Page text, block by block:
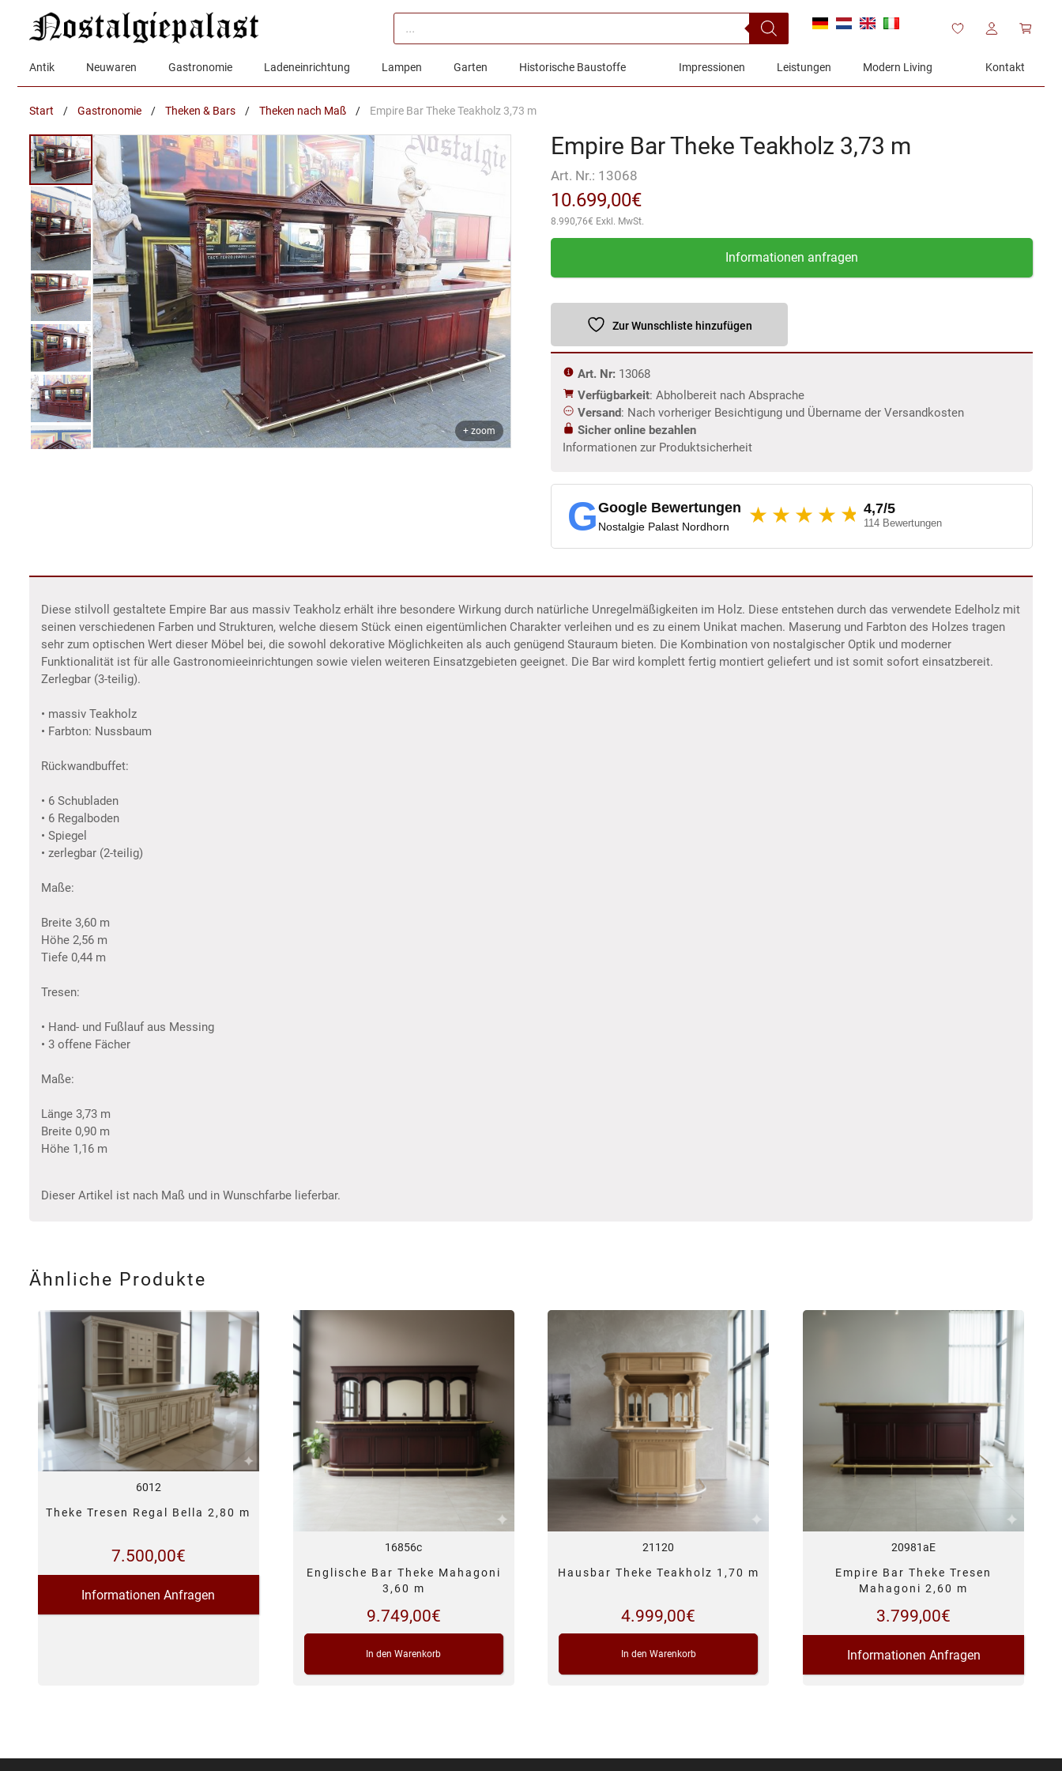
Products
search
Antik Neuwaren Gastronomie Ladeneinrichtung Lampen Garten Historische Baustoffe Impressionen Leistungen Modern Living Kontakt
Start / Gastronomie / Theken & Bars / Theken nach Maß / Empire Bar Theke Teakholz 3,73 m
+ zoom
Empire Bar Theke Teakholz 3,73 m
Art. Nr.: 13068
10.699,00€
8.990,76€ Exkl. MwSt.
Informationen anfragen
Zur Wunschliste hinzufügen
Art. Nr: 13068
Verfügbarkeit: Abholbereit nach Absprache
Versand: Nach vorheriger Besichtigung und Übername der Versandkosten
Sicher online bezahlen
Informationen zur Produktsicherheit
GGoogle Bewertungen
Nostalgie Palast Nordhorn ★★★★ ★ 4,7/5
114 Bewertungen
Diese stilvoll gestaltete Empire Bar aus massiv Teakholz erhält ihre besondere Wirkung durch natürliche Unregelmäßigkeiten im Holz. Diese entstehen durch das verwendete Edelholz mit
seinen verschiedenen Farben und Strukturen, welche diesem Stück einen eigentümlichen Charakter verleihen und es zu einem Unikat machen. Maserung und Farbton des Holzes tragen
sehr zum optischen Wert dieser Möbel bei, die sowohl dekorative Möglichkeiten als auch genügend Stauraum bieten. Die Kombination von nostalgischer Optik und moderner
Funktionalität ist für alle Gastronomieeinrichtungen sowie vielen weiteren Einsatzgebieten geeignet. Die Bar wird komplett fertig montiert geliefert und ist somit sofort einsatzbereit.
Zerlegbar (3-teilig).
• massiv Teakholz
• Farbton: Nussbaum
Rückwandbuffet:
• 6 Schubladen
• 6 Regalboden
• Spiegel
• zerlegbar (2-teilig)
Maße:
Breite 3,60 m
Höhe 2,56 m
Tiefe 0,44 m
Tresen:
• Hand- und Fußlauf aus Messing
• 3 offene Fächer
Maße:
Länge 3,73 m
Breite 0,90 m
Höhe 1,16 m
Dieser Artikel ist nach Maß und in Wunschfarbe lieferbar.
Ähnliche Produkte
6012
Theke Tresen Regal Bella 2,80 m
7.500,00€
Informationen Anfragen
16856c
Englische Bar Theke Mahagoni
3,60 m
9.749,00€
In den Warenkorb
21120
Hausbar Theke Teakholz 1,70 m
4.999,00€
In den Warenkorb
20981aE
Empire Bar Theke Tresen
Mahagoni 2,60 m
3.799,00€
Informationen Anfragen